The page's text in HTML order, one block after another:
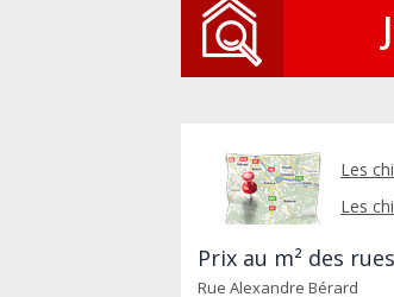
Les
Les
Prix au m² des
Rue Alexandre Bérard